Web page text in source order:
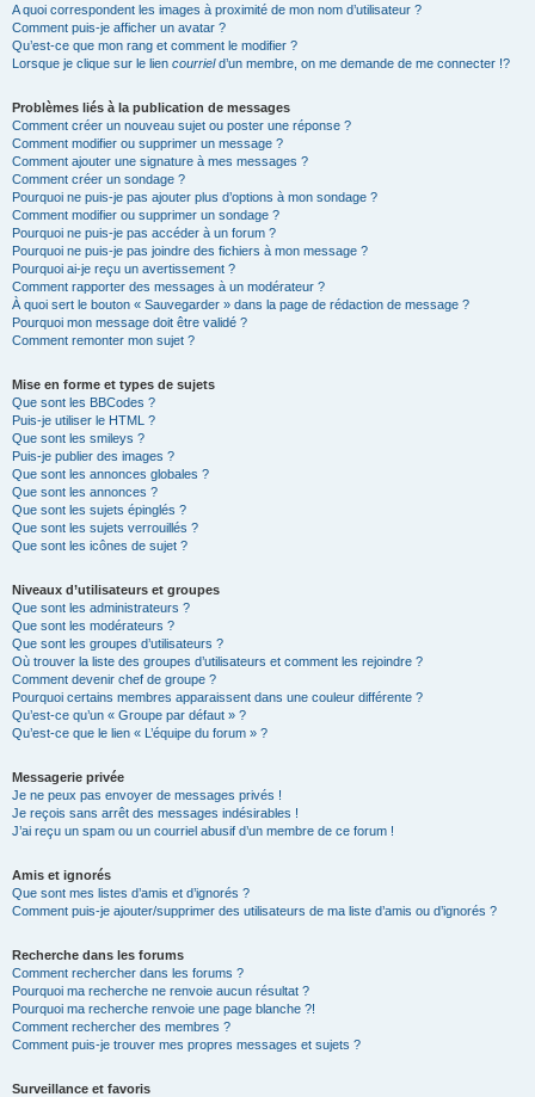
A quoi correspondent les images à proximité de mon nom d’utilisateur ?
Comment puis-je afficher un avatar ?
Qu’est-ce que mon rang et comment le modifier ?
Lorsque je clique sur le lien courrield’un membre, on me demande de me connecter !?
Problèmes liés à la publication de messages
Comment créer un nouveau sujet ou poster une réponse ?
Comment modifier ou supprimer un message ?
Comment ajouter une signature à mes messages ?
Comment créer un sondage ?
Pourquoi ne puis-je pas ajouter plus d’options à mon sondage ?
Comment modifier ou supprimer un sondage ?
Pourquoi ne puis-je pas accéder à un forum ?
Pourquoi ne puis-je pas joindre des fichiers à mon message ?
Pourquoi ai-je reçu un avertissement ?
Comment rapporter des messages à un modérateur ?
À quoi sert le bouton « Sauvegarder » dans la page de rédaction de message ?
Pourquoi mon message doit être validé ?
Comment remonter mon sujet ?
Mise en forme et types de sujets
Que sont les BBCodes ?
Puis-je utiliser le HTML ?
Que sont les smileys ?
Puis-je publier des images ?
Que sont les annonces globales ?
Que sont les annonces ?
Que sont les sujets épinglés ?
Que sont les sujets verrouillés ?
Que sont les icônes de sujet ?
Niveaux d’utilisateurs et groupes
Que sont les administrateurs ?
Que sont les modérateurs ?
Que sont les groupes d’utilisateurs ?
Où trouver la liste des groupes d’utilisateurs et comment les rejoindre ?
Comment devenir chef de groupe ?
Pourquoi certains membres apparaissent dans une couleur différente ?
Qu’est-ce qu’un « Groupe par défaut » ?
Qu’est-ce que le lien « L’équipe du forum » ?
Messagerie privée
Je ne peux pas envoyer de messages privés !
Je reçois sans arrêt des messages indésirables !
J’ai reçu un spam ou un courriel abusif d’un membre de ce forum !
Amis et ignorés
Que sont mes listes d’amis et d’ignorés ?
Comment puis-je ajouter/supprimer des utilisateurs de ma liste d’amis ou d’ignorés ?
Recherche dans les forums
Comment rechercher dans les forums ?
Pourquoi ma recherche ne renvoie aucun résultat ?
Pourquoi ma recherche renvoie une page blanche ?!
Comment rechercher des membres ?
Comment puis-je trouver mes propres messages et sujets ?
Surveillance et favoris